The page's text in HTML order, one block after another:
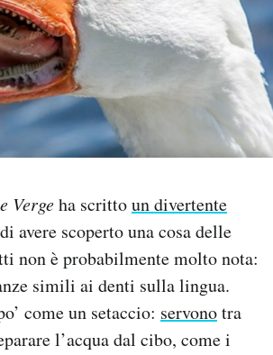
Vergeha scrittoun divertente
avere scoperto una cosa delle
non è probabilmente molto nota:
simili ai denti sulla lingua.
come un setaccio: servonotra
l’acqua dal cibo, come i